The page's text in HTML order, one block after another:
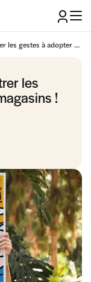
Un peu de poésie pour illustrer les gestes à adopter dans vos magasins !
les
!